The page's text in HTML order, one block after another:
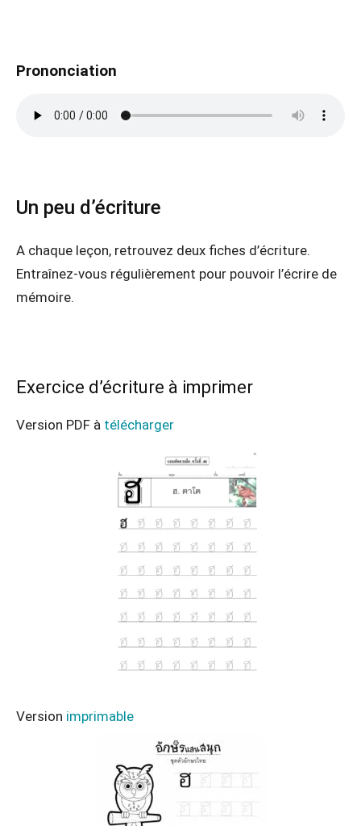
Prononciation
Un peu d’écriture
A chaque leçon, retrouvez deux fiches d’écriture.
Entraînez-vous régulièrement pour pouvoir l’écrire de
mémoire.
Exercice d’écriture à imprimer
Version PDF à télécharger
Version imprimable